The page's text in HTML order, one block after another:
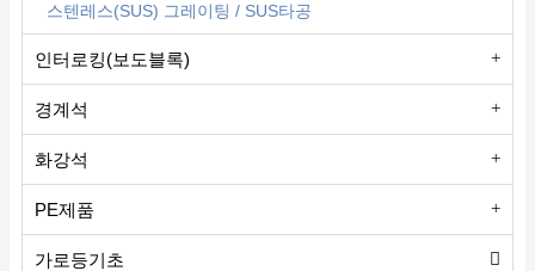
스텐레스(SUS) 그레이팅 / SUS타공
인터로킹(보도블록)
경계석
화강석
PE제품
가로등기초